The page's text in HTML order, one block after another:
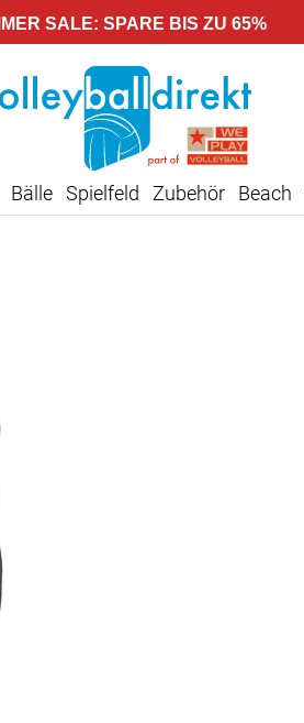
SALE: SPARE BIS ZU 65%
Bälle Spielfeld Zubehör Beach